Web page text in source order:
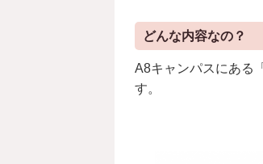
どんな内容なの？
A8キャンパスにある「
す。